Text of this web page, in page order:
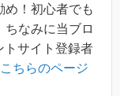
め！初心者でも
なみに当ブロ
トサイト登録者
こちらのページ